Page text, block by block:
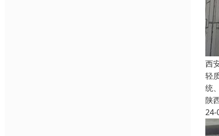
西
轻
统
陕
24-